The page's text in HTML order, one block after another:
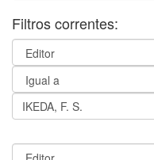
Filtros correntes: